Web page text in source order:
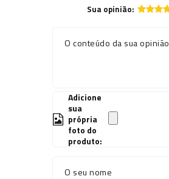
Sua opinião:
O conteúdo da sua opinião
Adicione
sua
própria
foto do
produto:
O seu nome